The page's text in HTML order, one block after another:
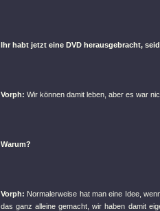
Ihr habt jetzt eine DVD herausgebracht,
Vorph: Wir können damit leben, aber es war
Warum?
Vorph: Normalerweise hat man eine Idee,
das ganz alleine gemacht, wir haben damit